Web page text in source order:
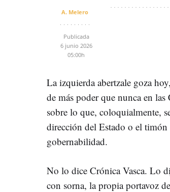
A. Melero
Publicada
6 junio 2026
05:00h
La izquierda abertzale goza
de más poder que nunca en las
sobre lo que, coloquialmente,
dirección del Estado o el timón
gobernabilidad.
No lo dice Crónica Vasca. Lo
con sorna, la propia portavoz